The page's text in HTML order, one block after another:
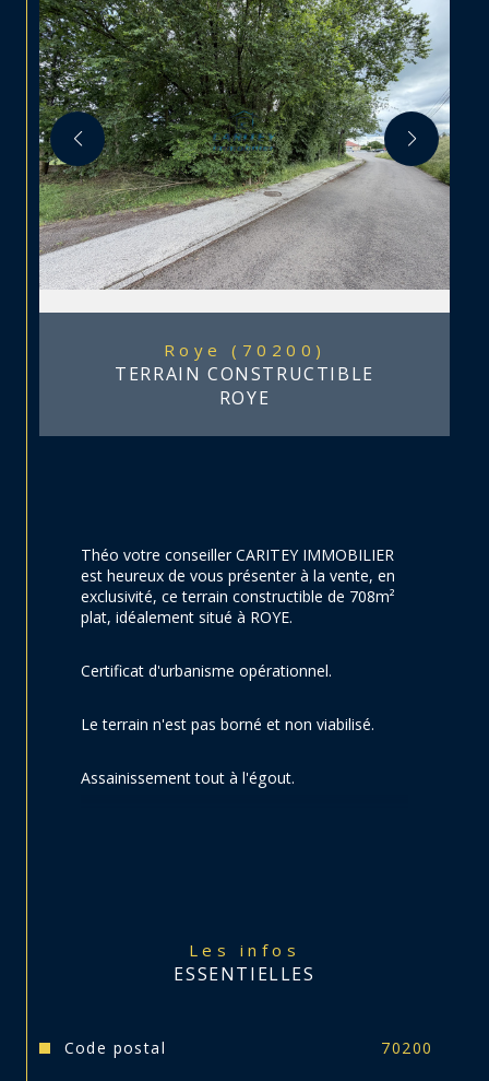
Roye (70200)
TERRAIN CONSTRUCTIBLE
ROYE
Les infos
ESSENTIELLES
Caractéristiques Valeurs
Code postal 70200
Théo votre conseiller CARITEY IMMOBILIER
est heureux de vous présenter à la vente, en
exclusivité, ce terrain constructible de 708m²
plat, idéalement situé à ROYE.
Certificat d'urbanisme opérationnel.
Le terrain n'est pas borné et non viabilisé.
Assainissement tout à l'égout.